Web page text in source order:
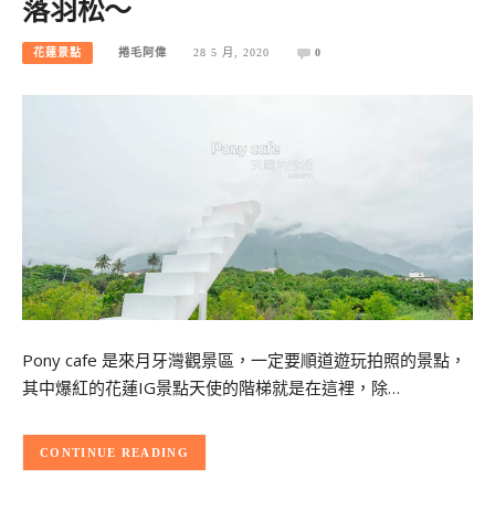
落羽松～
花蓮景點 捲毛阿偉 28 5 月, 2020 0
Pony cafe 是來月牙灣觀景區，一定要順道遊玩拍照的景點，
其中爆紅的花蓮IG景點天使的階梯就是在這裡，除…
CONTINUE READING